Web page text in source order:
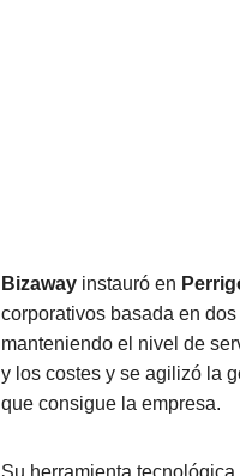
Bizaway instauró en
corporativos basada en
manteniendo el nivel de
y los costes y se agilizó la
que consigue la empresa.
Su herramienta